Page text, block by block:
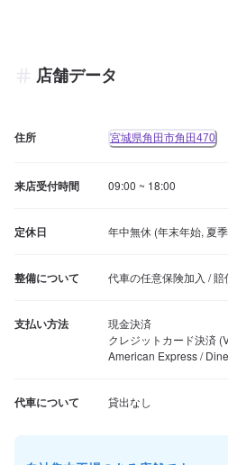
店舗データ
住所 宮城県角田市角田470
来店受付時間 09:00 ~ 18:00
定休日 年中無休 (年末年始, 夏
整備について 代車の任意保険加入 / 賠
支払い方法
現金決済
クレジットカード決済
American Express /
代車について 貸出なし